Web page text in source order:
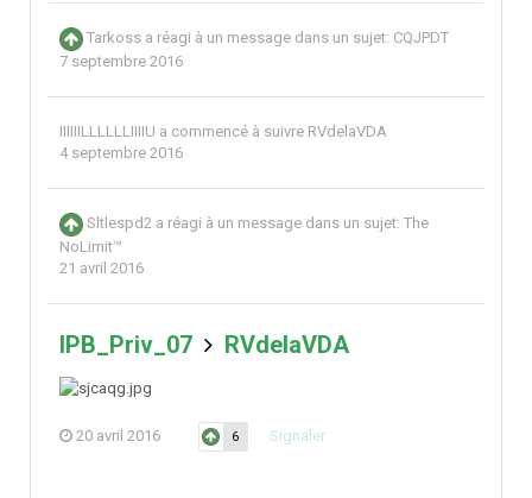
Tarkoss a réagi à un message dans un sujet: CQJPDT
7 septembre 2016
IIIIIILLLLLLIIIIU a commencé à suivre RVdelaVDA
4 septembre 2016
Sltlespd2 a réagi à un message dans un sujet: The
NoLimit™
21 avril 2016
IPB_Priv_07 RVdelaVDA
20 avril 2016 6 Signaler